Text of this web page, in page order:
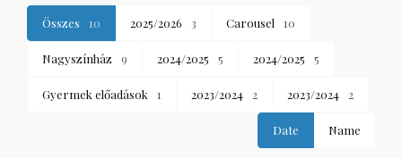
Összes 10 2025/2026 3 Carousel 10
Nagyszínház 9 2024/2025 5 2024/2025 5
Gyermek előadások 1 2023/2024 2 2023/2024 2
Date Name